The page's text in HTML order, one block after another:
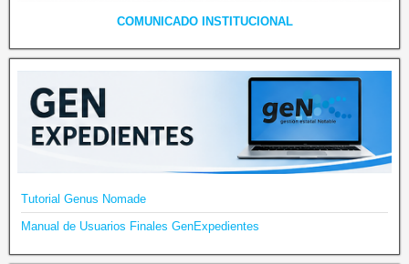
COMUNICADO INSTITUCIONAL
Tutorial Genus Nomade
Manual de Usuarios Finales GenExpedientes